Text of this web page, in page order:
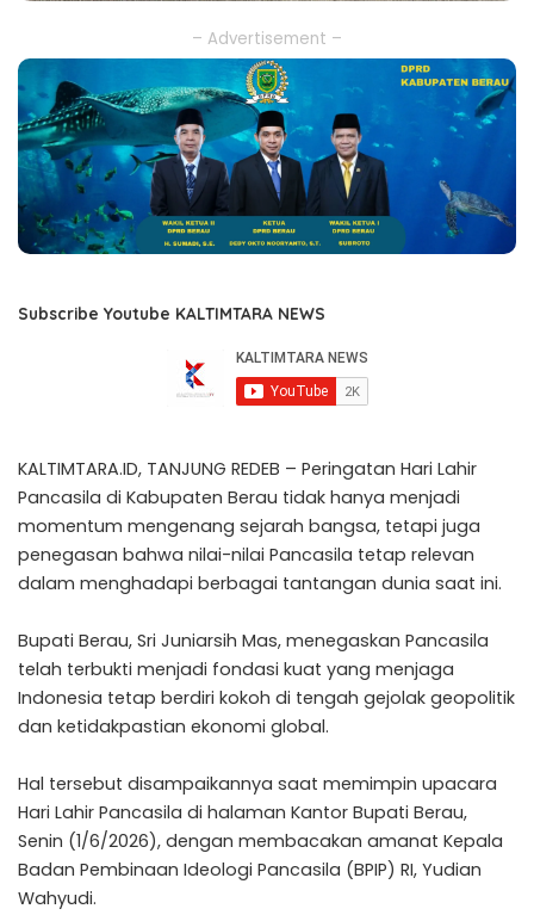
– Advertisement –
Subscribe Youtube KALTIMTARA NEWS
KALTIMTARA.ID, TANJUNG REDEB – Peringatan Hari Lahir
Pancasila di Kabupaten Berau tidak hanya menjadi
momentum mengenang sejarah bangsa, tetapi juga
penegasan bahwa nilai-nilai Pancasila tetap relevan
dalam menghadapi berbagai tantangan dunia saat ini.
Bupati Berau, Sri Juniarsih Mas, menegaskan Pancasila
telah terbukti menjadi fondasi kuat yang menjaga
Indonesia tetap berdiri kokoh di tengah gejolak geopolitik
dan ketidakpastian ekonomi global.
Hal tersebut disampaikannya saat memimpin upacara
Hari Lahir Pancasila di halaman Kantor Bupati Berau,
Senin (1/6/2026), dengan membacakan amanat Kepala
Badan Pembinaan Ideologi Pancasila (BPIP) RI, Yudian
Wahyudi.